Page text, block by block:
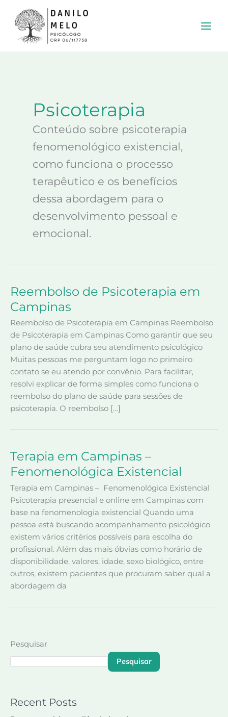
para
conteúdo
Psicoterapia
Conteúdo sobre psicoterapia
fenomenológico existencial,
como funciona o processo
terapêutico e os benefícios
dessa abordagem para o
desenvolvimento pessoal e
emocional.
Reembolso de Psicoterapia em
Campinas
Reembolso de Psicoterapia em Campinas Reembolso
de Psicoterapia em Campinas Como garantir que seu
plano de saúde cubra seu atendimento psicológico
Muitas pessoas me perguntam logo no primeiro
contato se eu atendo por convênio. Para facilitar,
resolvi explicar de forma simples como funciona o
reembolso do plano de saúde para sessões de
psicoterapia. O reembolso […]
Terapia em Campinas –
Fenomenológica Existencial
Terapia em Campinas – Fenomenológica Existencial
Psicoterapia presencial e online em Campinas com
base na fenomenologia existencial Quando uma
pessoa está buscando acompanhamento psicológico
existem vários critérios possíveis para escolha do
profissional. Além das mais óbvias como horário de
disponibilidade, valores, idade, sexo biológico, entre
outros, existem pacientes que procuram saber qual a
abordagem da
Pesquisar
Pesquisar
Recent Posts